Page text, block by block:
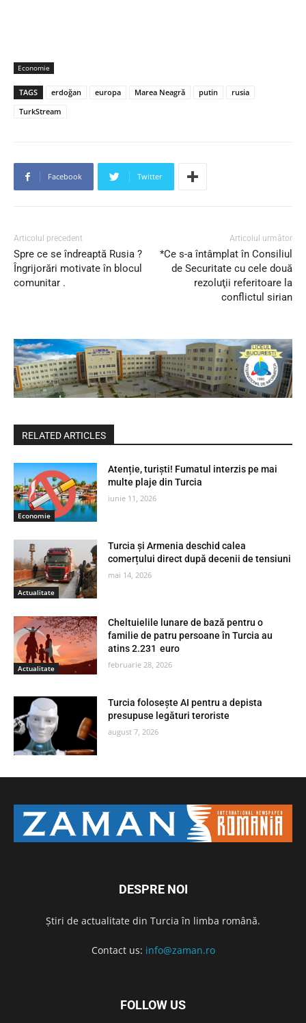
Economie
TAGS erdoğan europa Marea Neagră putin
rusia
TurkStream
Facebook Twitter
Articolul precedent
Spre ce se îndreaptă Rusia ?
Îngrijorări motivate în blocul
comunitar .
Articolul următor
*Ce s-a întâmplat în Consiliul
de Securitate cu cele două
rezoluţii referitoare la
conflictul sirian
RELATED ARTICLES
Economie
Atenție, turiști! Fumatul interzis pe mai
multe plaje din Turcia
iunie 11, 2026
Actualitate
Turcia și Armenia deschid calea
comerțului direct după decenii de tensiuni
mai 14, 2026
Actualitate
Cheltuielile lunare de bază pentru o
familie de patru persoane în Turcia au
atins 2.231 euro
februarie 28, 2026
Turcia folosește AI pentru a depista
presupuse legături teroriste
august 7, 2026
DESPRE NOI
Știri de actualitate din Turcia în limba română.
Contact us: info@zaman.ro
FOLLOW US